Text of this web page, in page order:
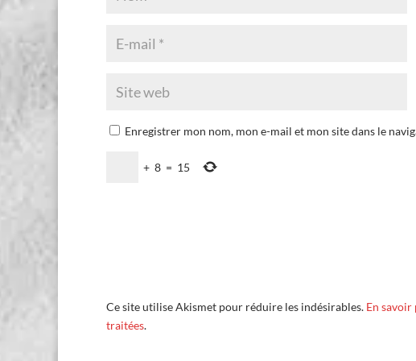
Enregistrer mon nom, mon e-mail et mon site dans le
+ 8 = 15
Ce site utilise Akismet pour réduire les indésirables. En savoir
traitées.